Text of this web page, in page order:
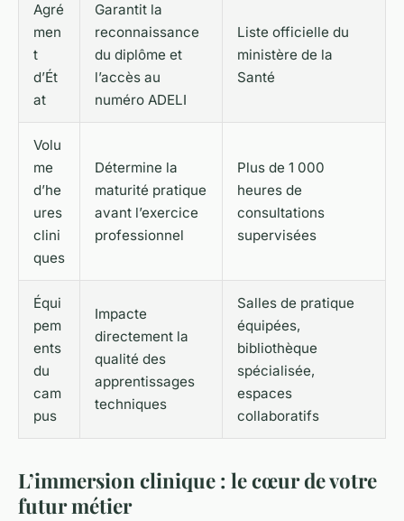
Agré
men
t
d’Ét
at
Garantit la
reconnaissance
du diplôme et
l’accès au
numéro ADELI
Liste officielle du
ministère de la
Santé
Volu
me
d’he
ures
clini
ques
Détermine la
maturité pratique
avant l’exercice
professionnel
Plus de 1 000
heures de
consultations
supervisées
Équi
pem
ents
du
cam
pus
Impacte
directement la
qualité des
apprentissages
techniques
Salles de pratique
équipées,
bibliothèque
spécialisée,
espaces
collaboratifs
L’immersion clinique : le cœur de votre
futur métier